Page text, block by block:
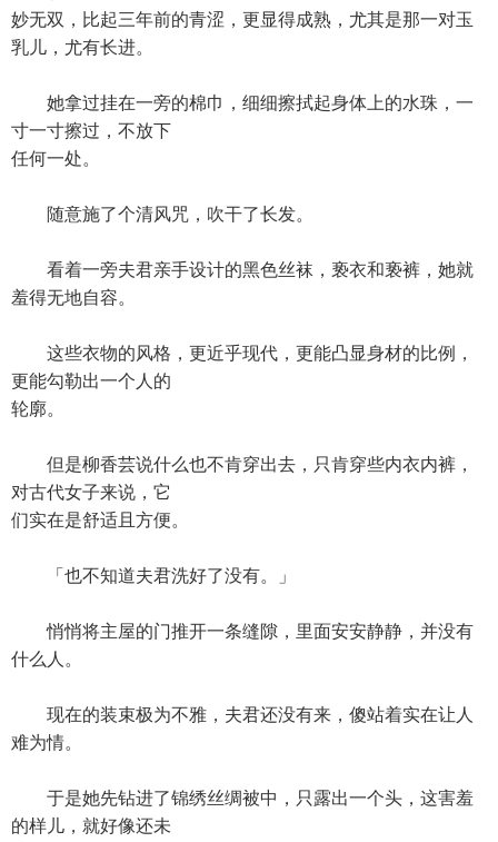
妙无双，比起三年前的青涩，更显得成熟，尤其是那一对玉
乳儿，尤有长进。
她拿过挂在一旁的棉巾，细细擦拭起身体上的水珠，一
寸一寸擦过，不放下
任何一处。
随意施了个清风咒，吹干了长发。
看着一旁夫君亲手设计的黑色丝袜，亵衣和亵裤，她就
羞得无地自容。
这些衣物的风格，更近乎现代，更能凸显身材的比例，
更能勾勒出一个人的
轮廓。
但是柳香芸说什么也不肯穿出去，只肯穿些内衣内裤，
对古代女子来说，它
们实在是舒适且方便。
「也不知道夫君洗好了没有。」
悄悄将主屋的门推开一条缝隙，里面安安静静，并没有
什么人。
现在的装束极为不雅，夫君还没有来，傻站着实在让人
难为情。
于是她先钻进了锦绣丝绸被中，只露出一个头，这害羞
的样儿，就好像还未